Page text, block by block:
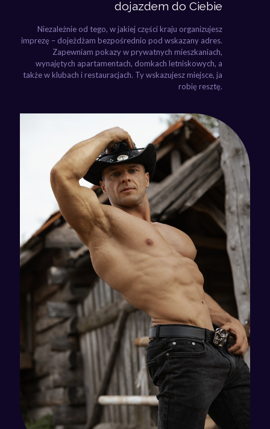
dojazdem do Ciebie
Niezależnie od tego, w jakiej części kraju organizujesz
imprezę – dojeżdżam bezpośrednio pod wskazany adres.
Zapewniam pokazy w prywatnych mieszkaniach,
wynajętych apartamentach, domkach letniskowych, a
także w klubach i restauracjach. Ty wskazujesz miejsce, ja
robię resztę.